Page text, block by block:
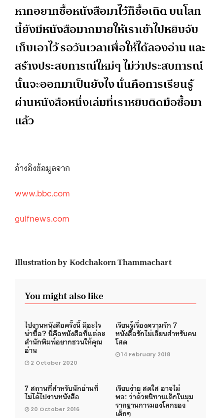
หากอยากซื้อหนังสือมาไว้ก็ซื้อเถิด บนโลก
นี้ยังมีหนังสือมากมายให้เราเข้าไปหยิบจับ
เก็บเอาไว้ รอวันเวลาเพื่อให้ได้ลองอ่าน และ
สร้างประสบการณ์ใหม่ๆ ไม่ว่าประสบการณ์
นั้นจะออกมาเป็นยังไง นั่นคือการเรียนรู้
ผ่านหนังสือหนึ่งเล่มที่เราหยิบติดมือซื้อมา
แล้ว
อ้างอิงข้อมูลจาก
www.bbc.com
gulfnews.com
Illustration by Kodchakorn Thammachart
You might also like
ไปงานหนังสือครั้งนี้ มีอะไร
น่าซื้อ? นี่คือหนังสือที่แต่ละ
สำนักพิมพ์อยากชวนให้คุณ
อ่าน
2 October 2020
เรียนรู้เรื่องความรัก 7
หนังสือรักไม่เลี่ยนสำหรับคน
โสด
14 February 2018
7 สถานที่สำหรับนักอ่านที่
ไม่ได้ไปงานหนังสือ
20 October 2016
เรียบง่าย สดใส อาจไม่
พอ: ว่าด้วยนิทานเด็กในมุม
รากฐานการมองโลกของ
เด็กๆ